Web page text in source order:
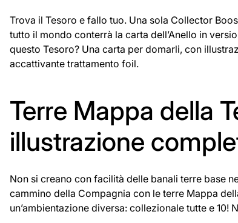
Trova il Tesoro e fallo tuo. Una sola Collector
tutto il mondo conterrà la carta dell’Anello in
questo Tesoro? Una carta per domarli, con
accattivante trattamento foil.
Terre Mappa della
illustrazione
Non si creano con facilità delle banali terre base
cammino della Compagnia con le terre Mappa
un’ambientazione diversa: collezionale tutte e 10!